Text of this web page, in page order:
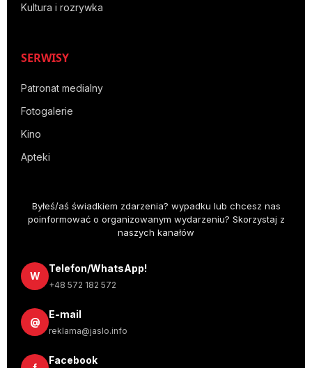
Kultura i rozrywka
SERWISY
Patronat medialny
Fotogalerie
Kino
Apteki
Byłeś/aś świadkiem zdarzenia? wypadku lub chcesz nas
poinformować o organizowanym wydarzeniu? Skorzystaj z
naszych kanałów
W
Telefon/WhatsApp!
+48 572 182 572
@
E-mail
reklama@jaslo.info
Facebook